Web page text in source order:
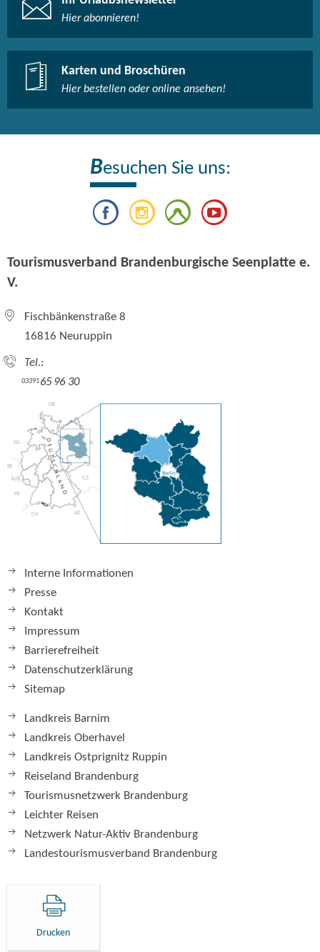
Hier abonnieren!
Karten und Broschüren
Hier bestellen oder online ansehen!
Besuchen Sie uns:
Tourismusverband Brandenburgische Seenplatte e.
V.
Fischbänkenstraße 8
16816 Neuruppin
Tel.:
0339165 96 30
Interne Informationen
Presse
Kontakt
Impressum
Barrierefreiheit
Datenschutzerklärung
Sitemap
Landkreis Barnim
Landkreis Oberhavel
Landkreis Ostprignitz Ruppin
Reiseland Brandenburg
Tourismusnetzwerk Brandenburg
Leichter Reisen
Netzwerk Natur-Aktiv Brandenburg
Landestourismusverband Brandenburg
Drucken